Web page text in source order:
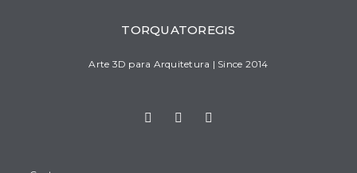
TORQUATOREGIS
Arte 3D para Arquitetura | Since 2014